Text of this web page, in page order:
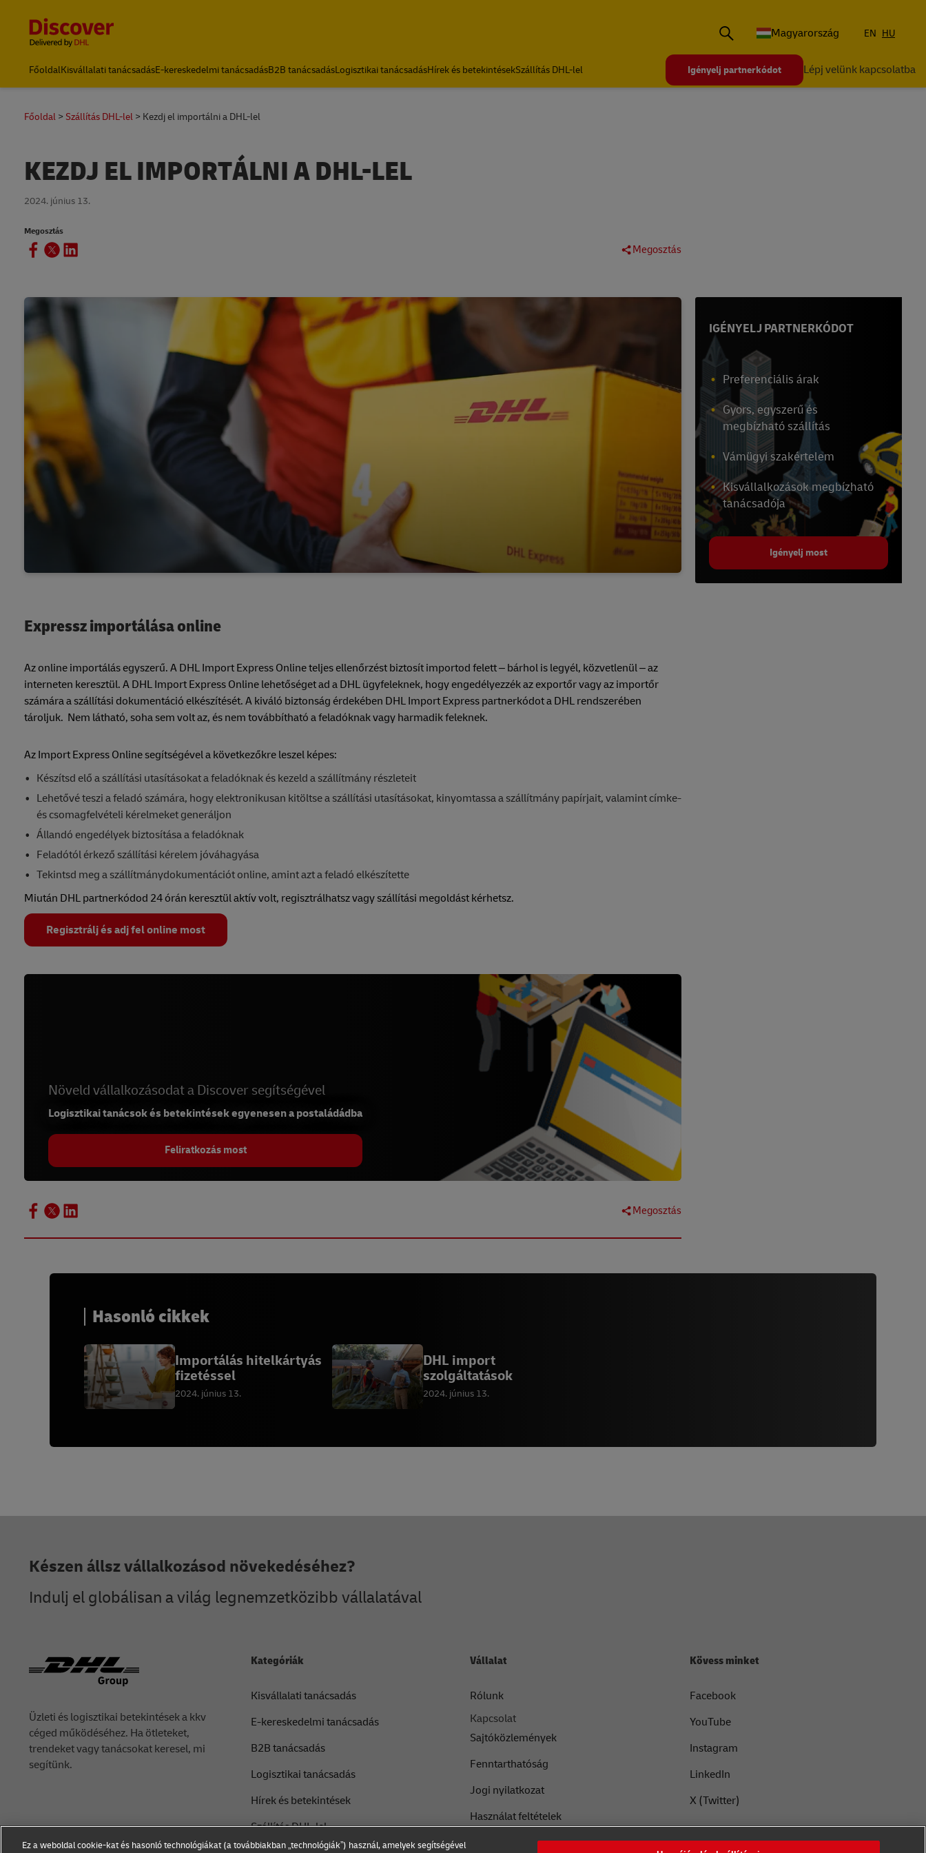
Magyarország
EN HU
FőoldalKisvállalati tanácsadásE-kereskedelmi tanácsadásB2B tanácsadásLogisztikai tanácsadásHírek és betekintésekSzállítás DHL-lel Igényelj partnerkódot Lépj velünk kapcsolatba
Főoldal Szállítás DHL-lel Kezdj el importálni a DHL-lel
KEZDJ EL IMPORTÁLNI A DHL-LEL
2024. június 13.
Megosztás
Megosztás
Expressz importálása online
Az online importálás egyszerű. A DHL Import Express Online teljes ellenőrzést biztosít importod felett – bárhol is legyél, közvetlenül – az
interneten keresztül. A DHL Import Express Online lehetőséget ad a DHL ügyfeleknek, hogy engedélyezzék az exportőr vagy az importőr
számára a szállítási dokumentáció elkészítését. A kiváló biztonság érdekében DHL Import Express partnerkódot a DHL rendszerében
tároljuk. Nem látható, soha sem volt az, és nem továbbítható a feladóknak vagy harmadik feleknek.
Az Import Express Online segítségével a következőkre leszel képes:
Készítsd elő a szállítási utasításokat a feladóknak és kezeld a szállítmány részleteit
Lehetővé teszi a feladó számára, hogy elektronikusan kitöltse a szállítási utasításokat, kinyomtassa a szállítmány papírjait, valamint címke-
és csomagfelvételi kérelmeket generáljon
Állandó engedélyek biztosítása a feladóknak
Feladótól érkező szállítási kérelem jóváhagyása
Tekintsd meg a szállítmánydokumentációt online, amint azt a feladó elkészítette
Miután DHL partnerkódod 24 órán keresztül aktív volt, regisztrálhatsz vagy szállítási megoldást kérhetsz.
Regisztrálj és adj fel online most
Növeld vállalkozásodat a Discover segítségével
Logisztikai tanácsok és betekintések egyenesen a postaládádba
Feliratkozás most
IGÉNYELJ PARTNERKÓDOT
Preferenciális árak
Gyors, egyszerű és
megbízható szállítás
Vámügyi szakértelem
Kisvállalkozások megbízható
tanácsadója
Igényelj most
Megosztás
Hasonló cikkek
Importálás hitelkártyás
fizetéssel
2024. június 13.
DHL import
szolgáltatások
2024. június 13.
Üzleti és logisztikai betekintések a kkv
céged működéséhez. Ha ötleteket,
trendeket vagy tanácsokat keresel, mi
segítünk.
Készen állsz vállalkozásod növekedéséhez?
Indulj el globálisan a világ legnemzetközibb vállalatával
Kategóriák
Kisvállalati tanácsadás
E-kereskedelmi tanácsadás
B2B tanácsadás
Logisztikai tanácsadás
Hírek és betekintések
Szállítás DHL-lel
Vállalat
Rólunk
Kapcsolat
Sajtóközlemények
Fenntarthatóság
Jogi nyilatkozat
Használat feltételek
Adatvédelmi nyilatkozat
Kövess minket
Facebook
YouTube
Instagram
LinkedIn
X (Twitter)
Ez a weboldal cookie-kat és hasonló technológiákat (a továbbiakban „technológiák”) használ, amelyek segítségével